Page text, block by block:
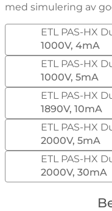
med simulering av
ETL PAS-HX
1000V, 4mA
ETL PAS-HX
1000V, 5mA
ETL PAS-HX
1890V, 10mA
ETL PAS-HX
2000V, 5mA
ETL PAS-HX
2000V, 30mA